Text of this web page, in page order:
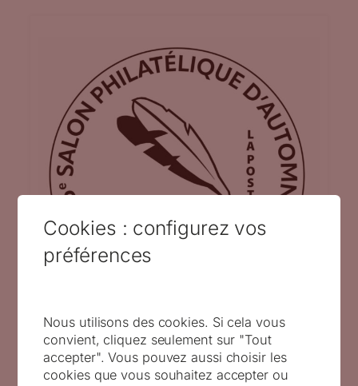
ATG présent au Salon philatélique
d’automne 2023 à Paris
Cookies : configurez vos
préférences
Nous utilisons des cookies. Si cela vous
convient, cliquez seulement sur "Tout
accepter". Vous pouvez aussi choisir les
cookies que vous souhaitez accepter ou